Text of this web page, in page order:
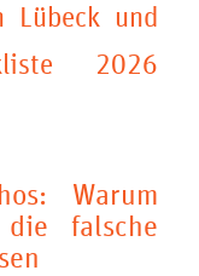
Lübeck und
2026
Warum
falsche